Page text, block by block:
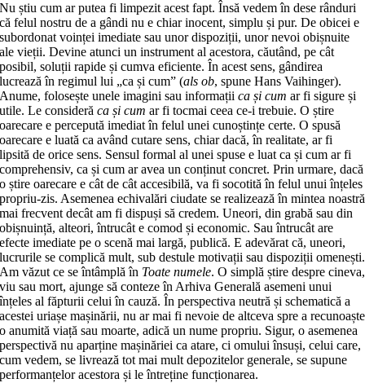
Nu știu cum ar putea fi limpezit acest fapt. Însă vedem în dese rânduri
că felul nostru de a gândi nu e chiar inocent, simplu și pur. De obicei e
subordonat voinței imediate sau unor dispoziții, unor nevoi obișnuite
ale vieții. Devine atunci un instrument al acestora, căutând, pe cât
posibil, soluții rapide și cumva eficiente. În acest sens, gândirea
lucrează în regimul lui „ca și cum” (als ob, spune Hans Vaihinger).
Anume, folosește unele imagini sau informațiica și cum ar fi sigure și
utile. Le considerăca și cum ar fi tocmai ceea ce-i trebuie. O știre
oarecare e percepută imediat în felul unei cunoștințe certe. O spusă
oarecare e luată ca având cutare sens, chiar dacă, în realitate, ar fi
lipsită de orice sens. Sensul formal al unei spuse e luat ca și cum ar fi
comprehensiv, ca și cum ar avea un conținut concret. Prin urmare, dacă
o știre oarecare e cât de cât accesibilă, va fi socotită în felul unui înțeles
propriu-zis. Asemenea echivalări ciudate se realizează în mintea noastră
mai frecvent decât am fi dispuși să credem. Uneori, din grabă sau din
obișnuință, alteori, întrucât e comod și economic. Sau întrucât are
efecte imediate pe o scenă mai largă, publică. E adevărat că, uneori,
lucrurile se complică mult, sub destule motivații sau dispoziții omenești.
Am văzut ce se întâmplă în Toate numele. O simplă știre despre cineva,
viu sau mort, ajunge să conteze în Arhiva Generală asemeni unui
înțeles al făpturii celui în cauză. În perspectiva neutră și schematică a
acestei uriașe mașinării, nu ar mai fi nevoie de altceva spre a recunoaște
o anumită viață sau moarte, adică un nume propriu. Sigur, o asemenea
perspectivă nu aparține mașinăriei ca atare, ci omului însuși, celui care,
cum vedem, se livrează tot mai mult depozitelor generale, se supune
performanțelor acestora și le întreține funcționarea.